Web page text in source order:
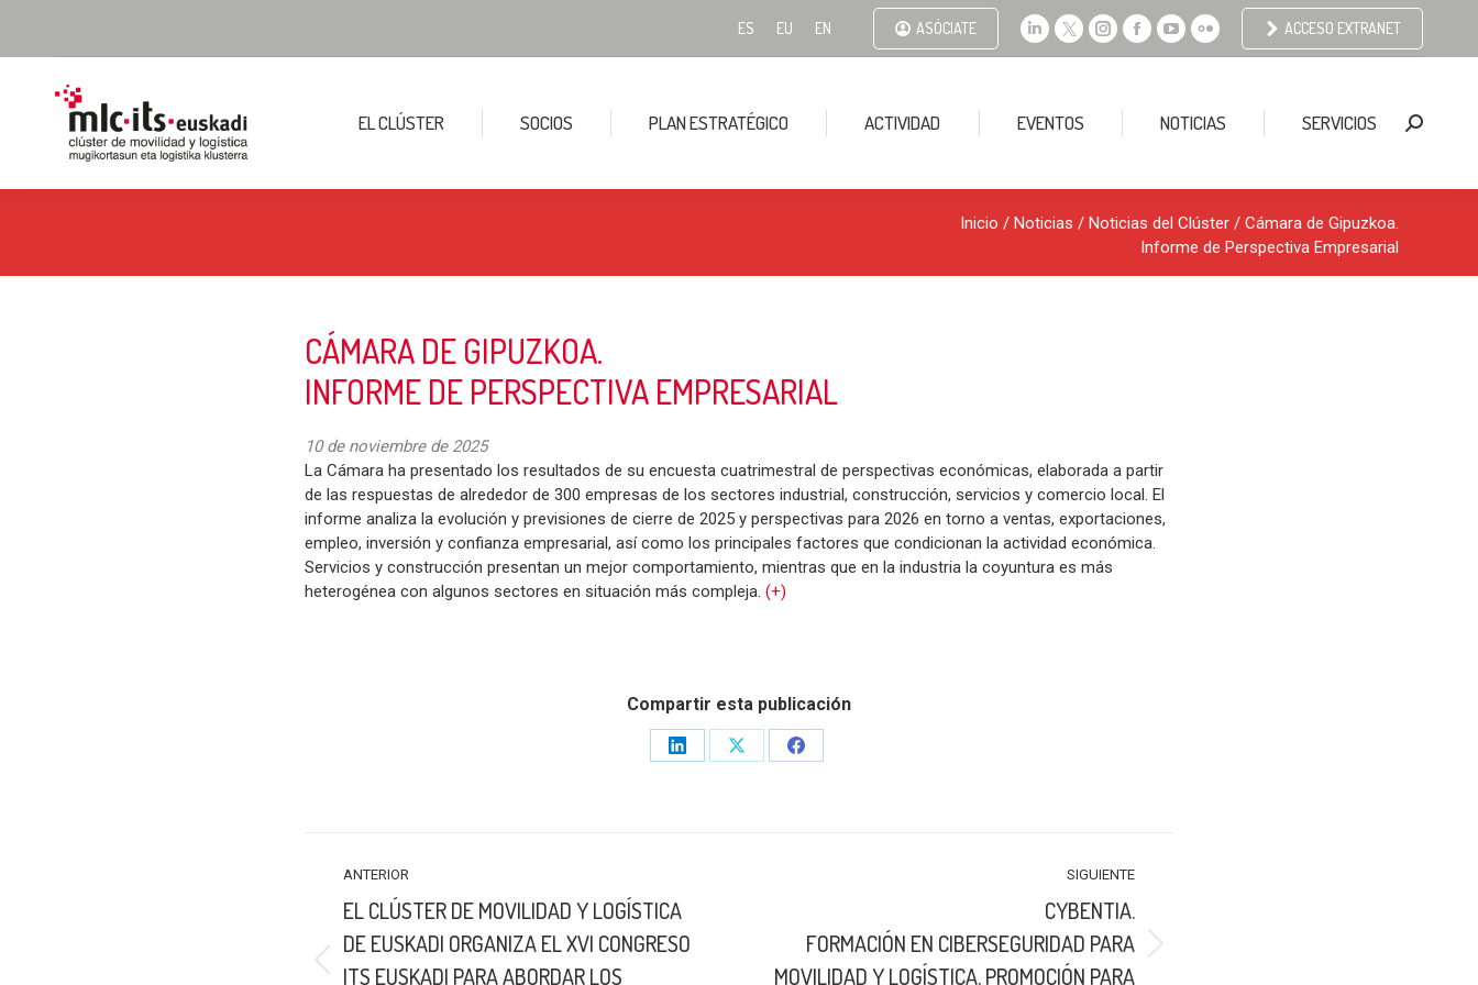
ES EU EN ASÓCIATE
Linkedin
in
window
X
in
window
Instagram
window
Facebook
window
YouTube
in
window
Flickr
in
window
ACCESO EXTRANET
EL CLÚSTER SOCIOS PLAN ESTRATÉGICO ACTIVIDAD EVENTOS NOTICIAS SERVICIOS Buscar:
Inicio / Noticias / Noticias del Clúster / Cámara de Gipuzkoa.
Informe de Perspectiva Empresarial
CÁMARA DE GIPUZKOA.
INFORME DE PERSPECTIVA EMPRESARIAL
10 de noviembre de 2025
La Cámara ha presentado los resultados de su encuesta cuatrimestral de perspectivas económicas, elaborada a partir
de las respuestas de alrededor de 300 empresas de los sectores industrial, construcción, servicios y comercio local. El
informe analiza la evolución y previsiones de cierre de 2025 y perspectivas para 2026 en torno a ventas, exportaciones,
empleo, inversión y confianza empresarial, así como los principales factores que condicionan la actividad económica.
Servicios y construcción presentan un mejor comportamiento, mientras que en la industria la coyuntura es más
heterogénea con algunos sectores en situación más compleja. (+)
Compartir esta publicación
Share
Share
Share
ENTRE
PUBLICACIONES
ANTERIOR
Publicación
EL CLÚSTER DE MOVILIDAD Y LOGÍSTICA
DE EUSKADI ORGANIZA EL XVI CONGRESO
ITS EUSKADI PARA ABORDAR LOS
SIGUIENTE
Publicación
siguiente:
CYBENTIA.
FORMACIÓN EN CIBERSEGURIDAD PARA
MOVILIDAD Y LOGÍSTICA. PROMOCIÓN PARA